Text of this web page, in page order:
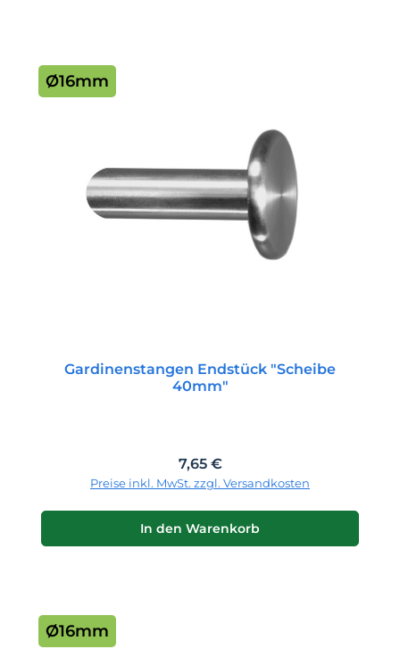
Ø16mm
Gardinenstangen Endstück "Scheibe
40mm"
Regulärer Preis:
7,65 €
Preise inkl. MwSt. zzgl. Versandkosten
In den Warenkorb
Ø16mm